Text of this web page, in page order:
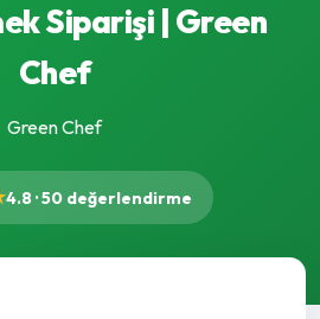
Siparişi | Green
Chef
Green Chef
4.8 · 50 değerlendirme